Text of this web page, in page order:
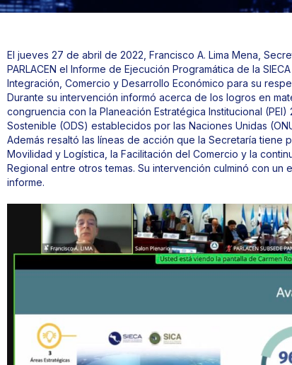
El jueves 27 de abril de 2022, Francisco A. Lima Mena,
PARLACEN el Informe de Ejecución Programática de la
Integración, Comercio y Desarrollo Económico para su
Durante su intervención informó acerca de los logros en
congruencia con la Planeación Estratégica Institucional
Sostenible (ODS) establecidos por las Naciones Unidas
Además resaltó las líneas de acción que la Secretaría tiene
Movilidad y Logística, la Facilitación del Comercio y la
Regional entre otros temas. Su intervención culminó con
informe.